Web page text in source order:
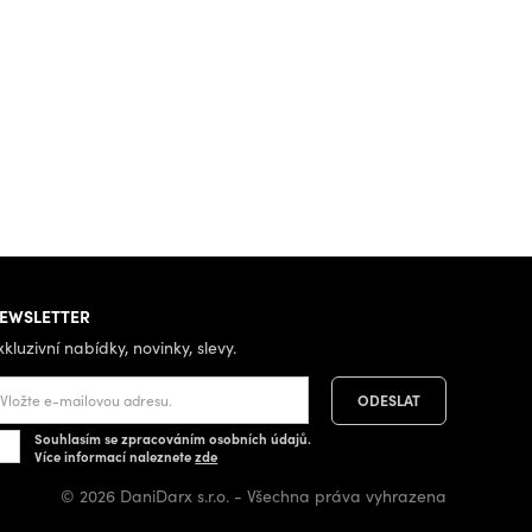
nabídky, novinky, slevy.
Souhlasím se zpracováním osobních údajů.
Více informací naleznetezde
© 2026 DaniDarx s.r.o. - Všechna práva vyhrazena